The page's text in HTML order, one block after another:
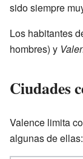
sido siempre
Los habitantes
hombres) y
Ciudades
Valence limita
algunas de ellas: